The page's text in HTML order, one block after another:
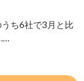
ち6社で3月と比